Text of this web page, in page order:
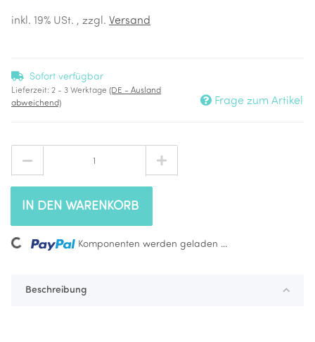
inkl. 19% USt. , zzgl. Versand
Sofort verfügbar
Lieferzeit: 2 - 3 Werktage (DE - Ausland
abweichend)
Frage zum Artikel
IN DEN WARENKORB
Komponenten werden geladen ...
Beschreibung